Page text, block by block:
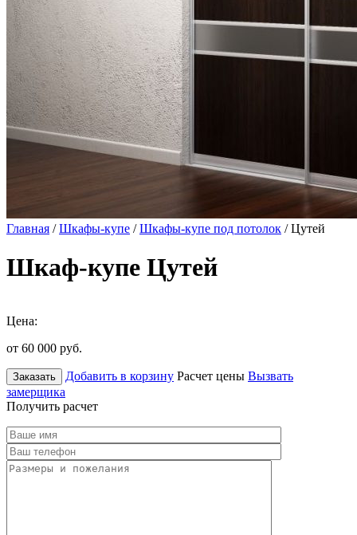
Главная /Шкафы-купе /Шкафы-купе под потолок / Цутей
Шкаф-купе Цутей
Цена:
от 60 000 руб.
Заказать Добавить в корзину Расчет цены Вызвать
замерщика
Получить расчет